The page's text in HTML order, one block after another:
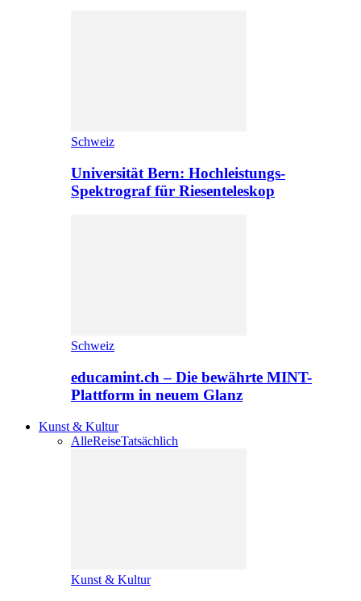
Schweiz
Universität Bern: Hochleistungs-
Spektrograf für Riesenteleskop
Schweiz
educamint.ch – Die bewährte MINT-
Plattform in neuem Glanz
Kunst & Kultur
AlleReiseTatsächlich
Kunst & Kultur